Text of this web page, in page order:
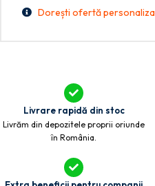
Dorești ofertă
Livrare rapidă din stoc
Livrăm din depozitele proprii oriunde
în România.